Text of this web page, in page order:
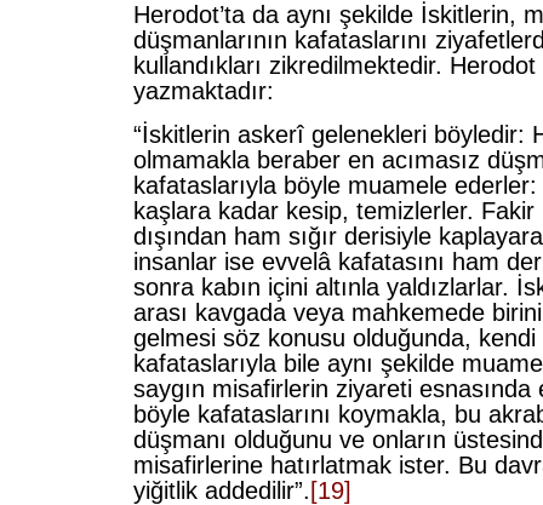
Herodot’ta da aynı şekilde İskitlerin,
düşmanlarının kafataslarını
kullandıkları zikredilmektedir.
yazmaktadır:
“İskitlerin askerî gelenekleri böyledir:
olmamakla beraber en acımasız
kafataslarıyla böyle muamele ederler:
kaşlara kadar kesip, temizlerler. Fakir
dışından ham sığır derisiyle
insanlar ise evvelâ kafatasını ham
sonra kabın içini altınla yaldızlarlar.
arası kavgada veya mahkemede
gelmesi söz konusu olduğunda, kendi
kafataslarıyla bile aynı şekilde
saygın misafirlerin ziyareti
böyle kafataslarını koymakla, bu
düşmanı olduğunu ve onların
misafirlerine hatırlatmak ister. Bu
yiğitlik addedilir”. [19]